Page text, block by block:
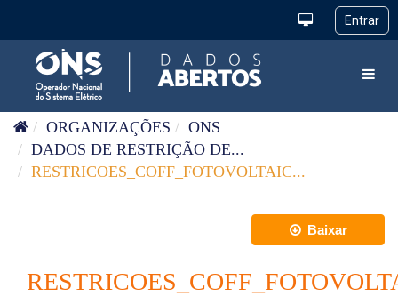
ORGANIZAÇÕES
ONS
DADOS DE RESTRIÇÃO DE...
RESTRICOES_COFF_FOTOVOLTAIC...
Baixar